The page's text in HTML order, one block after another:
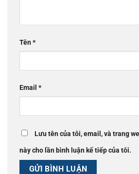
Tên*
Email *
Lưu tên của tôi, email, và trang
này cho lần bình luận kế tiếp của tôi.